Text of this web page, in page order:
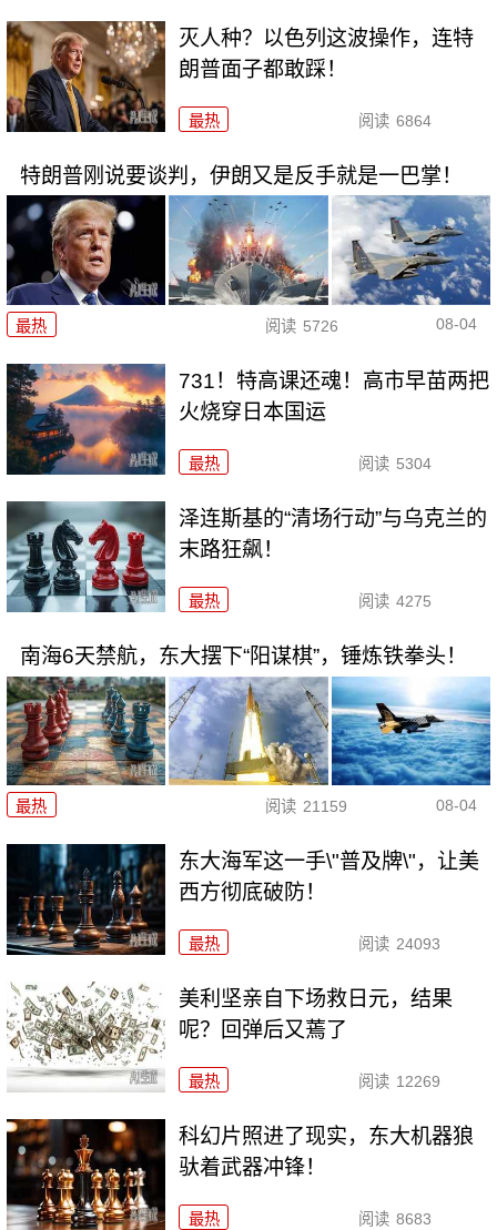
灭人种？以色列这波操作，连特
朗普面子都敢踩！
最热 阅读 6864
特朗普刚说要谈判，伊朗又是反手就是一巴掌！
最热 阅读 5726 08-04
731！特高课还魂！高市早苗两把
火烧穿日本国运
最热 阅读 5304
泽连斯基的“清场行动”与乌克兰的
末路狂飙！
最热 阅读 4275
南海6天禁航，东大摆下“阳谋棋”，锤炼铁拳头！
最热 阅读 21159 08-04
东大海军这一手\"普及牌\"，让美
西方彻底破防！
最热 阅读 24093
美利坚亲自下场救日元，结果
呢？回弹后又蔫了
最热 阅读 12269
科幻片照进了现实，东大机器狼
驮着武器冲锋！
最热 阅读 8683